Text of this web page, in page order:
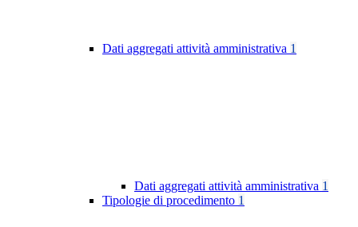
Dati aggregati attività amministrativa 1
Dati aggregati attività amministrativa 1
Tipologie di procedimento 1